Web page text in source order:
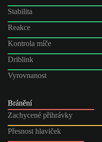
Stabilita
Reakce
Kontrola míče
Driblink
Vyrovnanost
Bránění
Zachycené přihrávky
Přesnost hlaviček